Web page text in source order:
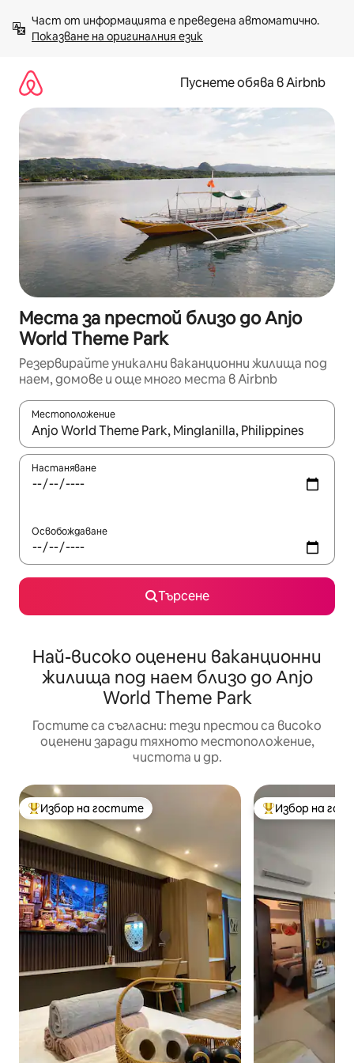
към
съдържанието
Показване на оригиналния език
Пуснете обява в Airbnb
Места за престой близо до Anjo
World Theme Park
Резервирайте уникални ваканционни жилища под
наем, домове и още много места в Airbnb
Местоположение
Когато резултатите се покажат, използвайте
Настаняване
Освобождаване
Търсене
Най-високо оценени ваканционни
жилища под наем близо до Anjo
World Theme Park
Гостите са съгласни: тези престои са високо
оценени заради тяхното местоположение,
чистота и др.
Най-популярен избор на гостите
Избор на гостите Най-популярен
Избор на